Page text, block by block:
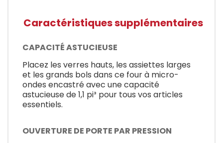
Caractéristiques supplémentaires
CAPACITÉ ASTUCIEUSE
Placez les verres hauts, les assiettes larges
et les grands bols dans ce four à micro-
ondes encastré avec une capacité
astucieuse de 1,1 pi³ pour tous vos articles
essentiels.
OUVERTURE DE PORTE PAR PRESSION